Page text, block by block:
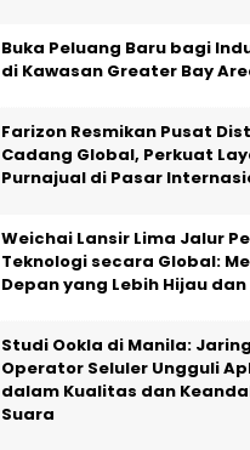
Buka Peluang Baru bagi
di Kawasan Greater Bay
Farizon Resmikan Pusat
Cadang Global, Perkuat
Purnajual di Pasar
Weichai Lansir Lima Jalur
Teknologi secara Global:
Depan yang Lebih Hijau
Studi Ookla di Manila:
Operator Seluler Ungguli
dalam Kualitas dan
Suara